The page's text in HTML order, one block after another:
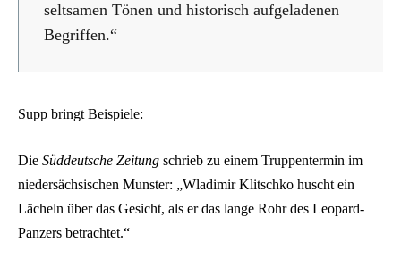
seltsamen Tönen und historisch aufgeladenen
Begriffen.“
Supp bringt Beispiele:
Die Süddeutsche Zeitung schrieb zu einem Truppentermin im
niedersächsischen Munster: „Wladimir Klitschko huscht ein
Lächeln über das Gesicht, als er das lange Rohr des Leopard-
Panzers betrachtet.“